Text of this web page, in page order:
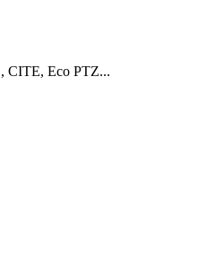
CITE, Eco PTZ...